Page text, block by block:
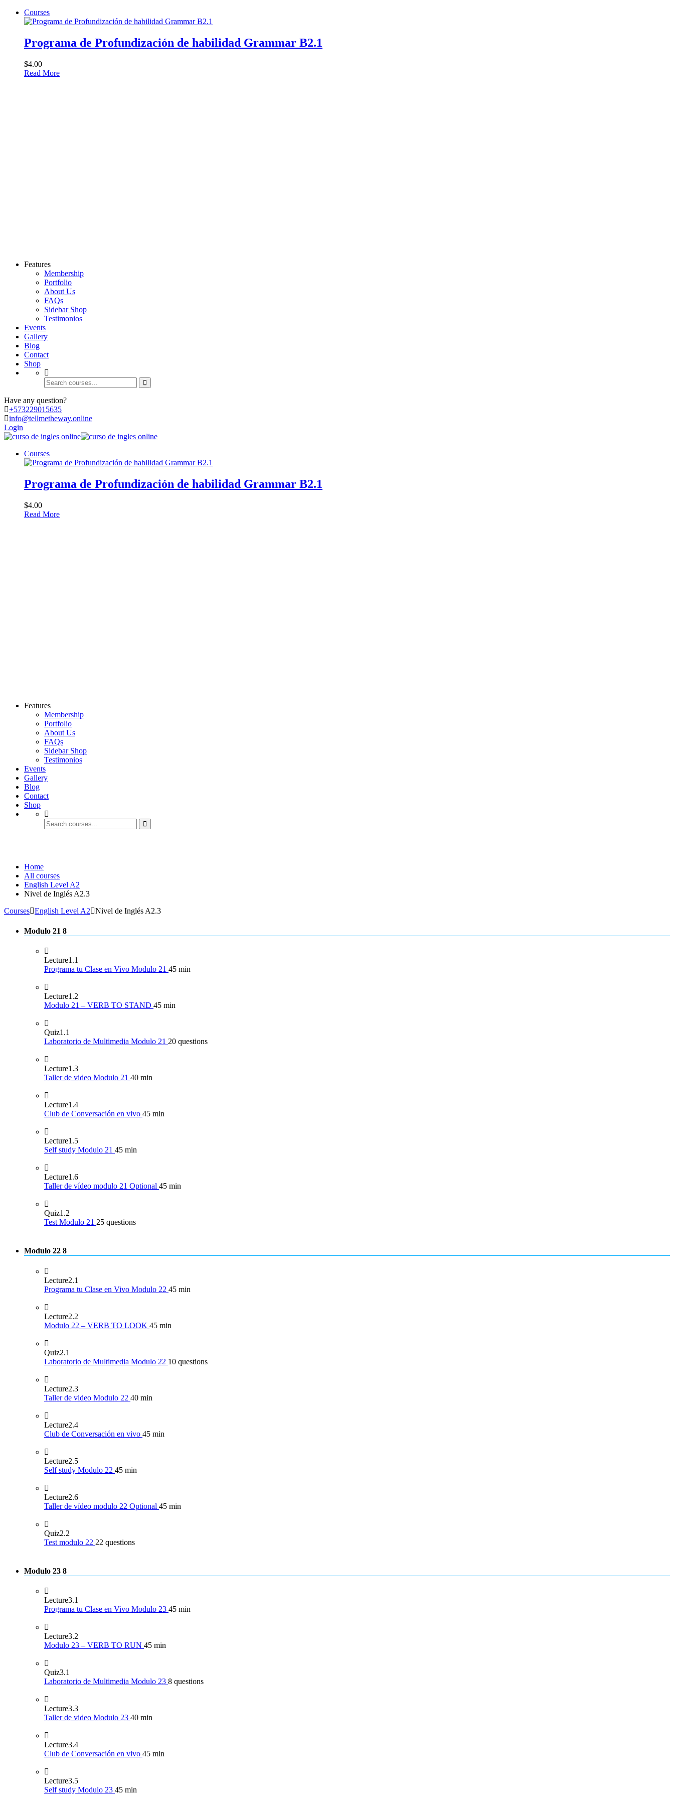
Courses
Programa de Profundización de habilidad Grammar B2.1
$4.00
Read More
Features
Membership
Portfolio
About Us
FAQs
Sidebar Shop
Testimonios
Events
Gallery
Blog
Contact
Shop
Have any question?
+573229015635
info@tellmetheway.online
Login
Courses
Programa de Profundización de habilidad Grammar B2.1
$4.00
Read More
Features
Membership
Portfolio
About Us
FAQs
Sidebar Shop
Testimonios
Events
Gallery
Blog
Contact
Shop
Home
All courses
English Level A2
Nivel de Inglés A2.3
Courses English Level A2 Nivel de Inglés A2.3
Modulo 21 8
Lecture1.1
Programa tu Clase en Vivo Modulo 21 45 min
Lecture1.2
Modulo 21 – VERB TO STAND 45 min
Quiz1.1
Laboratorio de Multimedia Modulo 21 20 questions
Lecture1.3
Taller de video Modulo 21 40 min
Lecture1.4
Club de Conversación en vivo 45 min
Lecture1.5
Self study Modulo 21 45 min
Lecture1.6
Taller de vídeo modulo 21 Optional 45 min
Quiz1.2
Test Modulo 21 25 questions
Modulo 22 8
Lecture2.1
Programa tu Clase en Vivo Modulo 22 45 min
Lecture2.2
Modulo 22 – VERB TO LOOK 45 min
Quiz2.1
Laboratorio de Multimedia Modulo 22 10 questions
Lecture2.3
Taller de video Modulo 22 40 min
Lecture2.4
Club de Conversación en vivo 45 min
Lecture2.5
Self study Modulo 22 45 min
Lecture2.6
Taller de vídeo modulo 22 Optional 45 min
Quiz2.2
Test modulo 22 22 questions
Modulo 23 8
Lecture3.1
Programa tu Clase en Vivo Modulo 23 45 min
Lecture3.2
Modulo 23 – VERB TO RUN 45 min
Quiz3.1
Laboratorio de Multimedia Modulo 23 8 questions
Lecture3.3
Taller de video Modulo 23 40 min
Lecture3.4
Club de Conversación en vivo 45 min
Lecture3.5
Self study Modulo 23 45 min